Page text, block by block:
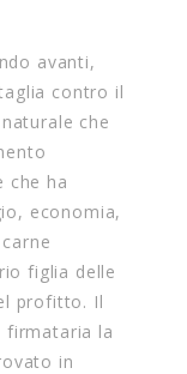
avanti,
contro il
che
che ha
economia,
figlia delle
profitto. Il
firmataria la
in